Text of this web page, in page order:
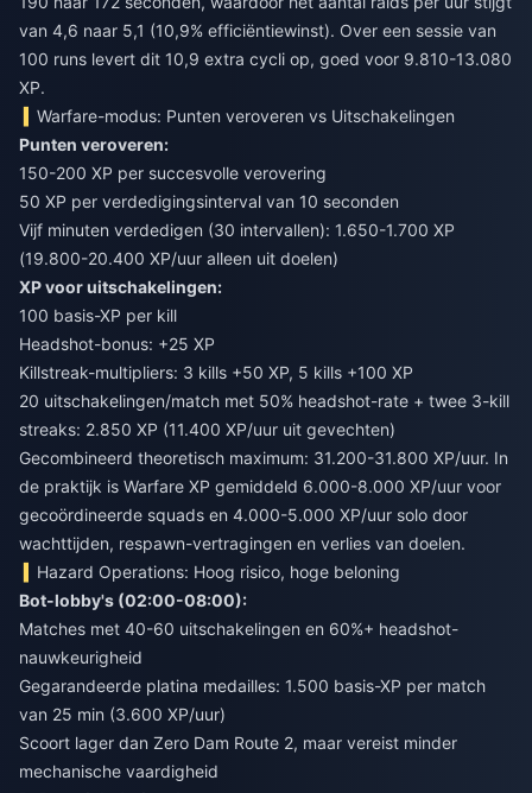
van 4,6 naar 5,1 (10,9% efficiëntiewinst). Over een sessie van
100 runs levert dit 10,9 extra cycli op, goed voor 9.810-13.080
XP.
Warfare-modus: Punten veroveren vs Uitschakelingen
Punten veroveren:
150-200 XP per succesvolle verovering
50 XP per verdedigingsinterval van 10 seconden
Vijf minuten verdedigen (30 intervallen): 1.650-1.700 XP
(19.800-20.400 XP/uur alleen uit doelen)
XP voor uitschakelingen:
100 basis-XP per kill
Headshot-bonus: +25 XP
Killstreak-multipliers: 3 kills +50 XP, 5 kills +100 XP
20 uitschakelingen/match met 50% headshot-rate + twee 3-kill
streaks: 2.850 XP (11.400 XP/uur uit gevechten)
Gecombineerd theoretisch maximum: 31.200-31.800 XP/uur. In
de praktijk is Warfare XP gemiddeld 6.000-8.000 XP/uur voor
gecoördineerde squads en 4.000-5.000 XP/uur solo door
wachttijden, respawn-vertragingen en verlies van doelen.
Hazard Operations: Hoog risico, hoge beloning
Bot-lobby's (02:00-08:00):
Matches met 40-60 uitschakelingen en 60%+ headshot-
nauwkeurigheid
Gegarandeerde platina medailles: 1.500 basis-XP per match
van 25 min (3.600 XP/uur)
Scoort lager dan Zero Dam Route 2, maar vereist minder
mechanische vaardigheid